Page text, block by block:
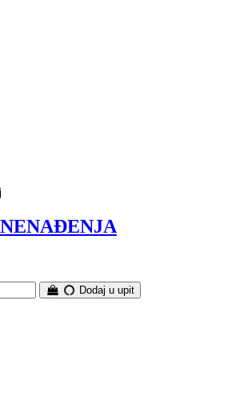
Dodaj u upit